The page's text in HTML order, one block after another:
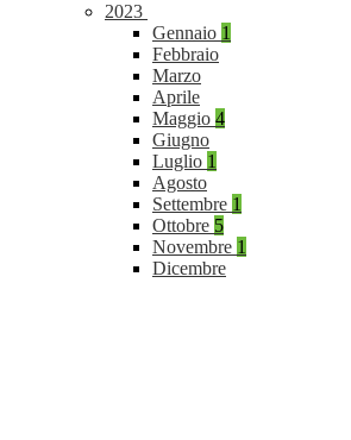
2023
Gennaio 1
Febbraio
Marzo
Aprile
Maggio 4
Giugno
Luglio 1
Agosto
Settembre 1
Ottobre 5
Novembre 1
Dicembre